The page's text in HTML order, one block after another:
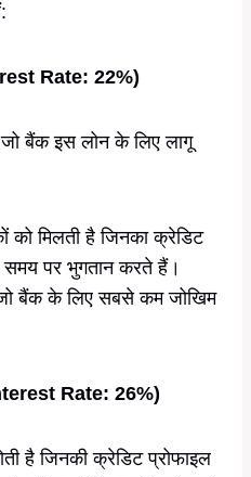
Rate: 22%)
बैंक इस लोन के लिए लागू
को मिलती है जिनका क्रेडिट
समय पर भुगतान करते हैं।
बैंक के लिए सबसे कम जोखिम
Rate: 26%)
है जिनकी क्रेडिट प्रोफाइल